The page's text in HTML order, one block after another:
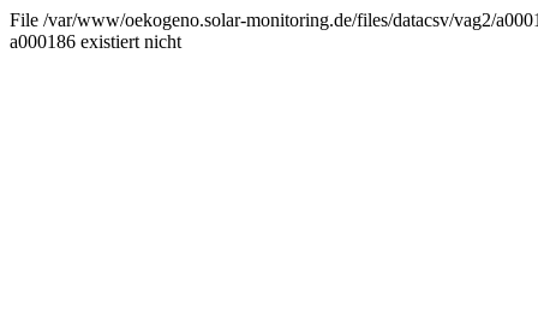
File /var/www/oekogeno.solar-monitoring.de/files/datacsv/vag2/
a000186 existiert nicht